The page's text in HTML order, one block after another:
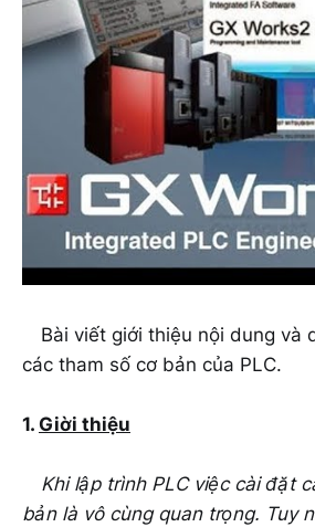
Bài viết giới thiệu nội dung và
các tham số cơ bản của PLC.
1. Giời thiệu
Khi lập trình PLC việc cài đặt
bản là vô cùng quan trọng. Tuy